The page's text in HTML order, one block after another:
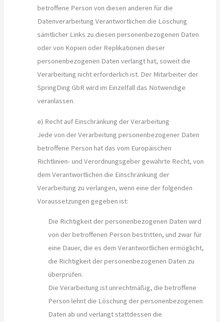
betroffene Person von diesen anderen für die
Datenverarbeitung Verantwortlichen die Löschung
sämtlicher Links zu diesen personenbezogenen Daten
oder von Kopien oder Replikationen dieser
personenbezogenen Daten verlangt hat, soweit die
Verarbeitung nicht erforderlich ist. Der Mitarbeiter der
SpringDing GbR wird im Einzelfall das Notwendige
veranlassen.
e) Recht auf Einschränkung der Verarbeitung
Jede von der Verarbeitung personenbezogener Daten
betroffene Person hat das vom Europäischen
Richtlinien- und Verordnungsgeber gewährte Recht, von
dem Verantwortlichen die Einschränkung der
Verarbeitung zu verlangen, wenn eine der folgenden
Voraussetzungen gegeben ist:
Die Richtigkeit der personenbezogenen Daten wird
von der betroffenen Person bestritten, und zwar für
eine Dauer, die es dem Verantwortlichen ermöglicht,
die Richtigkeit der personenbezogenen Daten zu
überprüfen.
Die Verarbeitung ist unrechtmäßig, die betroffene
Person lehnt die Löschung der personenbezogenen
Daten ab und verlangt stattdessen die